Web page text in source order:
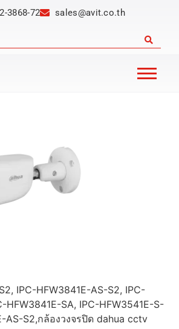
3868-72 sales@avit.co.th
IPC-HFW3841E-AS-S2, IPC-
HFW3841E-SA, IPC-HFW3541E-S-
AS-S2,กล้องวงจรปิด dahua cctv